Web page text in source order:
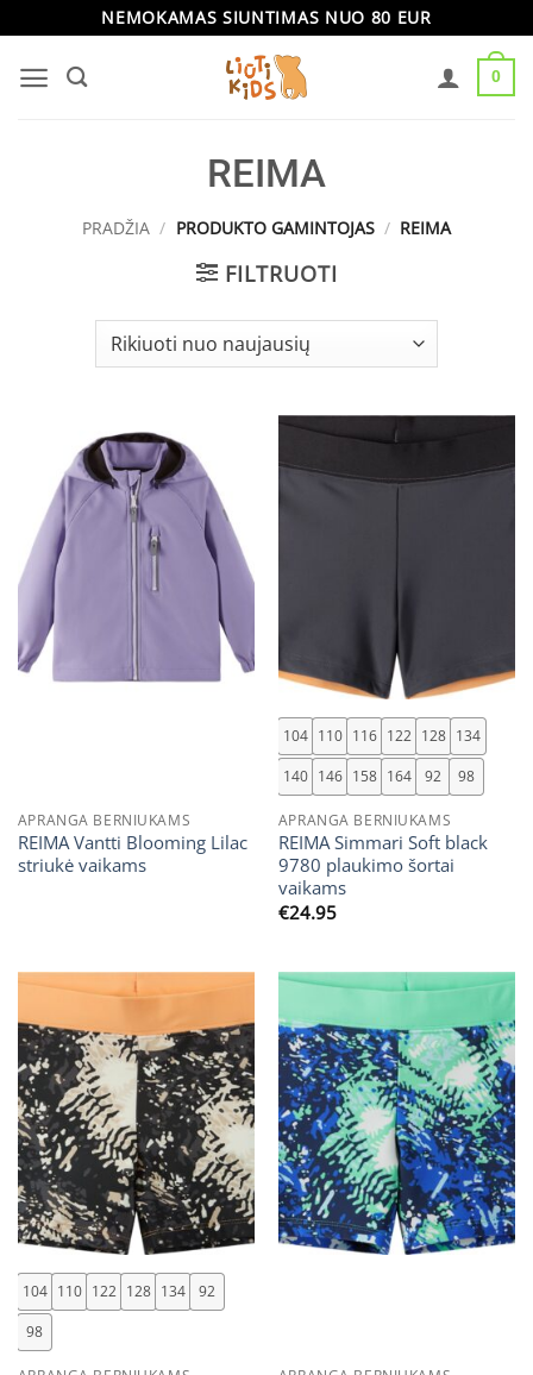
content
NEMOKAMAS SIUNTIMAS NUO 80 EUR
0
REIMA
PRADŽIA / PRODUKTO GAMINTOJAS / REIMA
FILTRUOTI
APRANGA BERNIUKAMS
REIMA Vantti Blooming Lilac
striukė vaikams
104 110 116 122 128 134
140 146 158 164 92 98
APRANGA BERNIUKAMS
REIMA Simmari Soft black
9780 plaukimo šortai
vaikams
€24.95
104 110 122 128 134
92
98